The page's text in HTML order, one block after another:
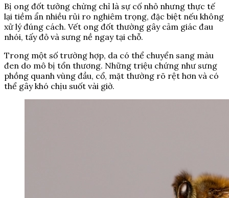
Bị ong đốt tưởng chừng chỉ là sự cố nhỏ nhưng thực tế
lại tiềm ẩn nhiều rủi ro nghiêm trọng, đặc biệt nếu không
xử lý đúng cách. Vết ong đốt thường gây cảm giác đau
nhói, tấy đỏ và sưng nề ngay tại chỗ.
Trong một số trường hợp, da có thể chuyển sang màu
đen do mô bị tổn thương. Những triệu chứng như sưng
phồng quanh vùng đầu, cổ, mặt thường rõ rệt hơn và có
thể gây khó chịu suốt vài giờ.